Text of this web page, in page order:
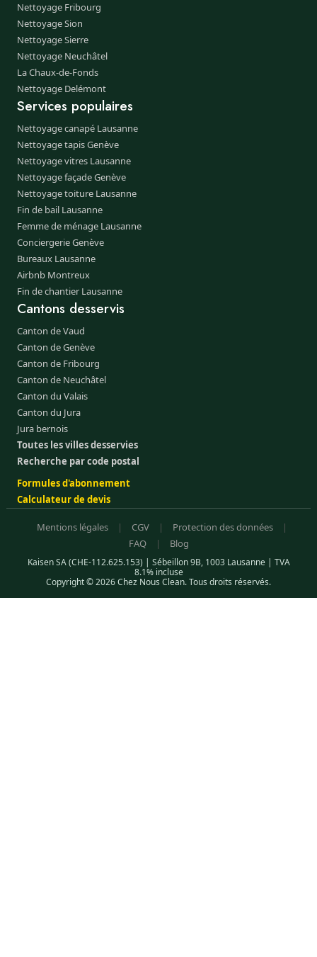
Nettoyage Fribourg
Nettoyage Sion
Nettoyage Sierre
Nettoyage Neuchâtel
La Chaux-de-Fonds
Nettoyage Delémont
Services populaires
Nettoyage canapé Lausanne
Nettoyage tapis Genève
Nettoyage vitres Lausanne
Nettoyage façade Genève
Nettoyage toiture Lausanne
Fin de bail Lausanne
Femme de ménage Lausanne
Conciergerie Genève
Bureaux Lausanne
Airbnb Montreux
Fin de chantier Lausanne
Cantons desservis
Canton de Vaud
Canton de Genève
Canton de Fribourg
Canton de Neuchâtel
Canton du Valais
Canton du Jura
Jura bernois
Toutes les villes desservies
Recherche par code postal
Formules d'abonnement
Calculateur de devis
Mentions légales | CGV | Protection des données
|
FAQ
| Blog
Kaisen SA (CHE-112.625.153) | Sébeillon 9B, 1003 Lausanne | TVA
8.1% incluse
Copyright © 2026 Chez Nous Clean. Tous droits réservés.